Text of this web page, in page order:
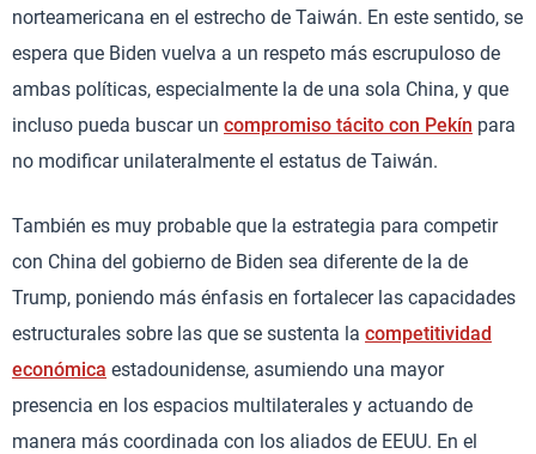
norteamericana en el estrecho de Taiwán. En este sentido, se
espera que Biden vuelva a un respeto más escrupuloso de
ambas políticas, especialmente la de una sola China, y que
incluso pueda buscar un compromiso tácito con Pekín para
no modificar unilateralmente el estatus de Taiwán.
También es muy probable que la estrategia para competir
con China del gobierno de Biden sea diferente de la de
Trump, poniendo más énfasis en fortalecer las capacidades
estructurales sobre las que se sustenta la competitividad
económica estadounidense, asumiendo una mayor
presencia en los espacios multilaterales y actuando de
manera más coordinada con los aliados de EEUU. En el